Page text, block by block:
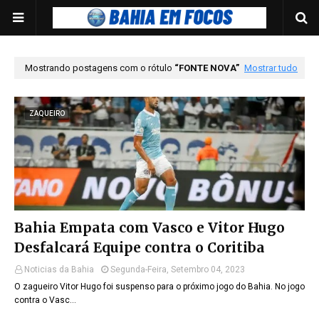
Mostrando postagens com o rótulo FONTE NOVA Mostrar tudo
ZAQUEIRO
Bahia Empata com Vasco e Vitor Hugo
Desfalcará Equipe contra o Coritiba
Noticias da Bahia
Segunda-Feira, Setembro 04, 2023
O zagueiro Vitor Hugo foi suspenso para o próximo jogo do Bahia. No jogo
contra o Vasc…